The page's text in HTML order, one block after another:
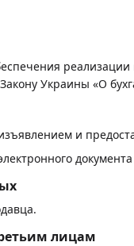
Украины «О
и
лицам